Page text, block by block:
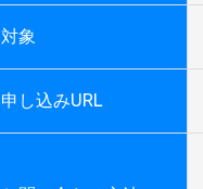
対象
申し込みURL